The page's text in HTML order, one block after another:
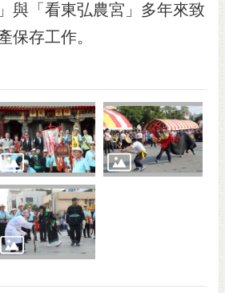
與「看東弘農宮」多年來致
保存工作。